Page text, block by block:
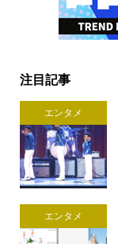
注目記事
エンタメ
エンタメ